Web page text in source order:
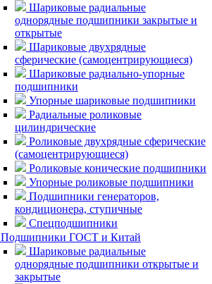
Шариковые радиальные
однорядные подшипники закрытые и
открытые
Шариковые двухрядные
сферические (самоцентрирующиеся)
Шариковые радиально-упорные
подшипники
Упорные шариковые подшипники
Радиальные роликовые
цилиндрические
Роликовые двухрядные сферические
(самоцентрирующиеся)
Роликовые конические подшипники
Упорные роликовые подшипники
Подшипники генераторов,
кондиционера, ступичные
Спецподшипники
Подшипники ГОСТ и Китай
Шариковые радиальные
однорядные подшипники открытые и
закрытые